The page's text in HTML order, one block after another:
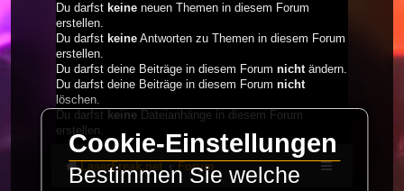
Du darfst keine neuen Themen in diesem Forum
erstellen.
Du darfst keine Antworten zu Themen in diesem Forum
erstellen.
Du darfst deine Beiträge in diesem Forum nichtändern.
Du darfst deine Beiträge in diesem Forum nicht
löschen.
Du darfst keine Dateianhänge in diesem Forum
erstellen.
LaserFreak.net Forum
Cookie-Einstellungen
Bestimmen Sie welche